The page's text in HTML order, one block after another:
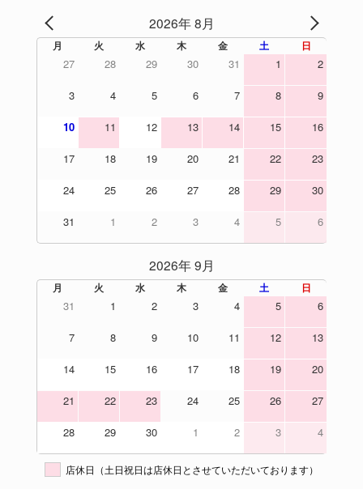
2026年 8月 NEXT
月 火 水 木 金 土 日
27 28 29 30 31 1 2
3 4 5 6 7 8 9
10 11 12 13 14 15 16
17 18 19 20 21 22 23
24 25 26 27 28 29 30
31 1 2 3 4 5 6
2026年 9月
月 火 水 木 金 土 日
31 1 2 3 4 5 6
7 8 9 10 11 12 13
14 15 16 17 18 19 20
21 22 23 24 25 26 27
28 29 30 1 2 3 4
店休日（土日祝日は店休日とさせていただいております）